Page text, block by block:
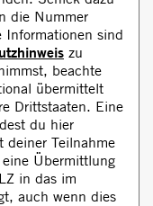
die Nummer
sind
zu
beachte
übermittelt
Drittstaaten. Eine
du hier
deiner Teilnahme
Übermittlung
in das im
auch wenn dies